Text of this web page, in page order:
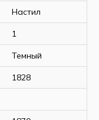
ДСП (18 мм)
серый
пыльный
Настил
1
Темный
1828